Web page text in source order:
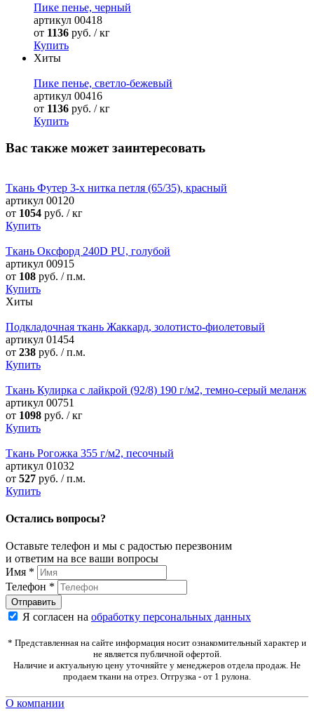
Пике пенье, черный
артикул 00418
от 1136 руб. / кг
Купить
Хиты
Пике пенье, светло-бежевый
артикул 00416
от 1136 руб. / кг
Купить
Вас также может заинтересовать
Ткань Футер 3-х нитка петля (65/35), красный
артикул 00120
от 1054 руб. / кг
Купить
Ткань Оксфорд 240D PU, голубой
артикул 00915
от 108 руб. / п.м.
Купить
Хиты
Подкладочная ткань Жаккард, золотисто-фиолетовый
артикул 01454
от 238 руб. / п.м.
Купить
Ткань Кулирка с лайкрой (92/8) 190 г/м2, темно-серый меланж
артикул 00751
от 1098 руб. / кг
Купить
Ткань Рогожка 355 г/м2, песочный
артикул 01032
от 527 руб. / п.м.
Купить
Остались вопросы?
Оставьте телефон и мы с радостью перезвоним
и ответим на все ваши вопросы
Имя *
Телефон *
Я согласен на обработку персональных данных
* Представленная на сайте информация носит ознакомительный характер и
не является публичной офертой.
Наличие и актуальную цену уточняйте у менеджеров отдела продаж. Не
продаем ткани на отрез. Отгрузка - от 1 рулона.
О компании